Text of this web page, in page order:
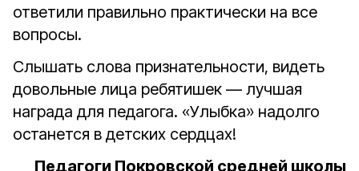
ответили правильно практически на все
вопросы.
Слышать слова признательности, видеть
довольные лица ребятишек — лучшая
награда для педагога. «Улыбка» надолго
останется в детских сердцах!
Педагоги Покровской средней школы